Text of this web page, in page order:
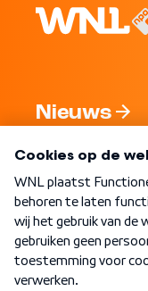
Nieuws
Word Lid